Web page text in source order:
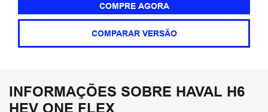
COMPRE AGORA
COMPARAR VERSÃO
INFORMAÇÕES SOBRE HAVAL H6
HEV ONE FLEX